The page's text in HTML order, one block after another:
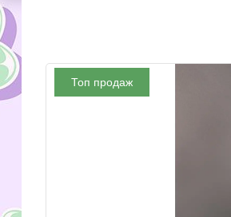
Топ продаж